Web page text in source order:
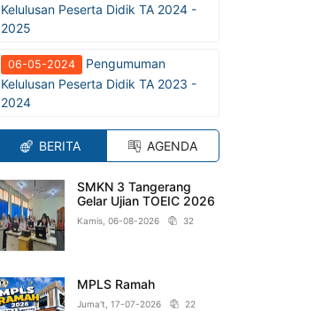
Kelulusan Peserta Didik TA 2024 -
2025
06-05-2024
Pengumuman
Kelulusan Peserta Didik TA 2023 -
2024
BERITA AGENDA
SMKN 3 Tangerang
Gelar Ujian TOEIC 2026
Kamis, 06-08-2026 32
MPLS Ramah
Juma't, 17-07-2026 22